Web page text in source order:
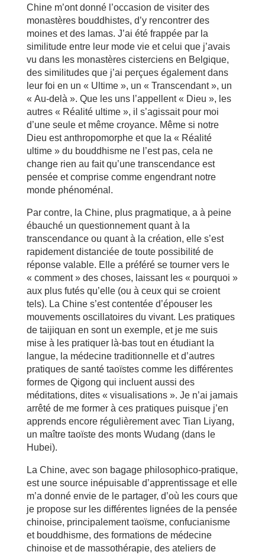
Chine m’ont donné l’occasion de visiter des
monastères bouddhistes, d’y rencontrer des
moines et des lamas. J’ai été frappée par la
similitude entre leur mode vie et celui que j’avais
vu dans les monastères cisterciens en Belgique,
des similitudes que j’ai perçues également dans
leur foi en un « Ultime », un « Transcendant », un
« Au-delà ». Que les uns l’appellent « Dieu », les
autres « Réalité ultime », il s’agissait pour moi
d’une seule et même croyance. Même si notre
Dieu est anthropomorphe et que la « Réalité
ultime » du bouddhisme ne l’est pas, cela ne
change rien au fait qu’une transcendance est
pensée et comprise comme engendrant notre
monde phénoménal.
Par contre, la Chine, plus pragmatique, a à peine
ébauché un questionnement quant à la
transcendance ou quant à la création, elle s’est
rapidement distanciée de toute possibilité de
réponse valable. Elle a préféré se tourner vers le
« comment » des choses, laissant les « pourquoi »
aux plus futés qu’elle (ou à ceux qui se croient
tels). La Chine s’est contentée d’épouser les
mouvements oscillatoires du vivant. Les pratiques
de taijiquan en sont un exemple, et je me suis
mise à les pratiquer là-bas tout en étudiant la
langue, la médecine traditionnelle et d’autres
pratiques de santé taoïstes comme les différentes
formes de Qigong qui incluent aussi des
méditations, dites « visualisations ». Je n’ai jamais
arrêté de me former à ces pratiques puisque j’en
apprends encore régulièrement avec Tian Liyang,
un maître taoïste des monts Wudang (dans le
Hubei).
La Chine, avec son bagage philosophico-pratique,
est une source inépuisable d’apprentissage et elle
m’a donné envie de le partager, d’où les cours que
je propose sur les différentes lignées de la pensée
chinoise, principalement taoïsme, confucianisme
et bouddhisme, des formations de médecine
chinoise et de massothérapie, des ateliers de